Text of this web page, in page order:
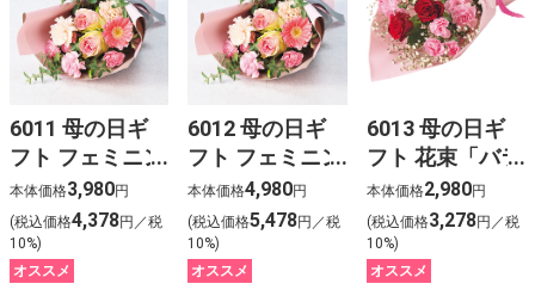
6011 母の日ギ
フト フェミニン
ブーケ
本体価格3,980円
(税込価格4,378円／税
10%)
オススメ
6012 母の日ギ
フト フェミニン
ブーケ どら焼
きセット
本体価格4,980円
(税込価格5,478円／税
10%)
オススメ
6013 母の日ギ
フト 花束「バラ
とスプレーカー
ネーション」
本体価格2,980円
(税込価格3,278円／税
10%)
オススメ